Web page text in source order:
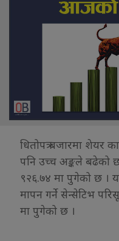
धितोपत्र बजारमा
पनि उच्च अङ्कले बढेको
९२६.७४ मा पुगेको छ ।
मापन गर्ने सेन्सेटिभ
मा पुगेको छ ।